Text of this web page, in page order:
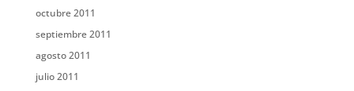
octubre 2011
septiembre 2011
agosto 2011
julio 2011